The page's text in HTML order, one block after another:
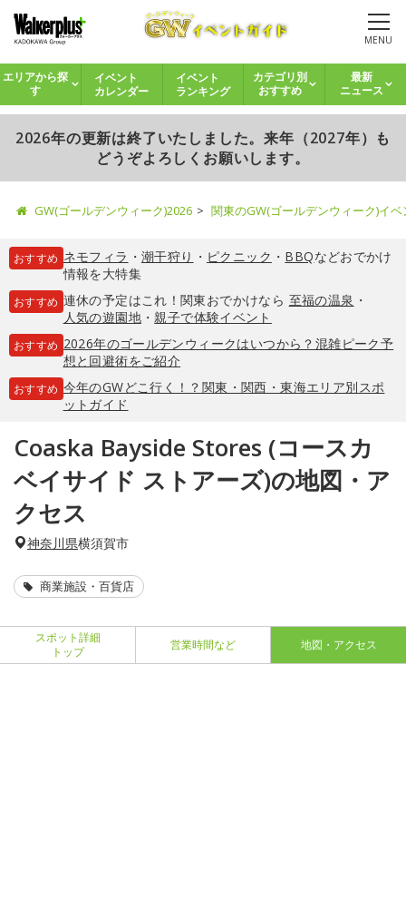
MENU
エリアから探
す
イベント
カレンダー
イベント
ランキング
カテゴリ別
おすすめ
最新
ニュース
2026年の更新は終了いたしました。来年（2027年）も
どうぞよろしくお願いします。
GW(ゴールデンウィーク)2026 関東のGW(ゴールデンウィーク)イ
おすすめ ネモフィラ ・ 潮干狩り ・ ピクニック ・ BBQなどおでかけ
情報を大特集
おすすめ 連休の予定はこれ！関東おでかけなら 至福の温泉 ・
人気の遊園地・親子で体験イベント
おすすめ 2026年のゴールデンウィークはいつから？混雑ピーク予
想と回避術をご紹介
おすすめ 今年のGWどこ行く！？関東・関西・東海エリア別スポ
ットガイド
Coaska Bayside Stores (コースカ
ベイサイド ストアーズ)の地図・ア
クセス
神奈川県横須賀市
商業施設・百貨店
スポット詳細
トップ
営業時間など 地図・アクセス